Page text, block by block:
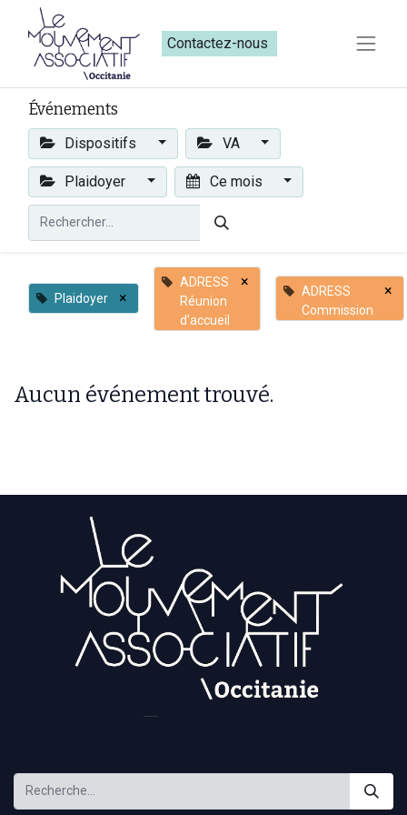
Contactez-nous​​
Événements
Dispositifs VA
Plaidoyer Ce mois
Plaidoyer ×
ADRESS
Réunion
d'accueil
×
ADRESS
Commission
×
Aucun événement trouvé.